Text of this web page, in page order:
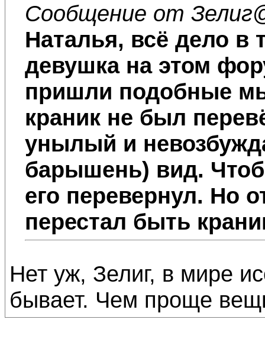
Сообщение от Зелиг
Наталья, всё дело в
девушка на этом
пришли подобные
краник не был
унылый и
барышень) вид.
его перевернул. Но
перестал быть
Нет уж, Зелиг, в мире
бывает. Чем проще